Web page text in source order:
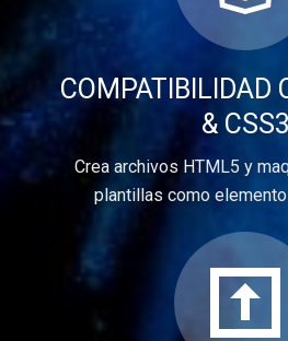
COMPATIBILIDAD
& CSS3
Crea archivos HTML5 y
plantillas como